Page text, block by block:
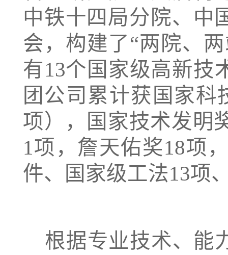
中铁十四局分院、中
会，构建了 “两院、
有13个国家级高新技
团公司累计获国家科
项），国家技术发明
1项，詹天佑奖18项
件、国家级工法13项
根据专业技术、能